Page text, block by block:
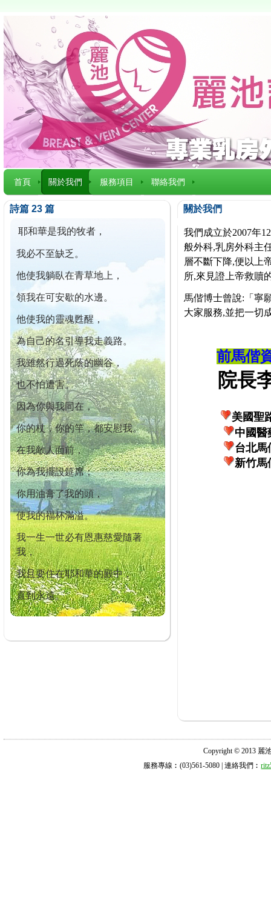
首頁 關於我們 服務項目 聯絡我們
詩篇 23 篇
耶和華是我的牧者，
我必不至缺乏。
他使我躺臥在青草地上，
領我在可安歇的水邊。
他使我的靈魂甦醒，
為自己的名引導我走義路。
我雖然行過死蔭的幽谷，
也不怕遭害。
因為你與我同在，
你的杖，你的竿，都安慰我。
在我敵人面前，
你為我擺設筵席；
你用油膏了我的頭，
使我的福杯滿溢。
我一生一世必有恩惠慈愛隨著
我，
我且要住在耶和華的殿中，
直到永遠。
關於我們
我們成立於2007年
般外科,乳房外科主
層不斷下降,便以上
所,來見證上帝救贖
馬偕博士曾說:「寧
大家服務,並把一切
前馬偕
院長李
美國聖
中國醫
台北馬
新竹馬
Copyright © 2013 麗
服務專線︰(03)561-5080 | 連絡我們︰